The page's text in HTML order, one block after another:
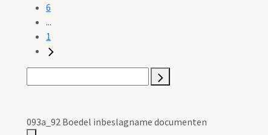
6
...
1
093a_92 Boedel inbeslagname documenten